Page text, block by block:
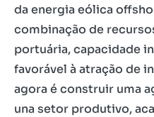
da energia eólica
combinação de
portuária, capacidade
favorável à atração de
agora é construir uma
una setor produtivo,